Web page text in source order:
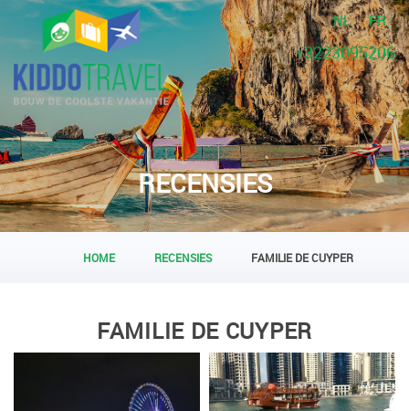
NL FR
+3223095206
RECENSIES
HOME RECENSIES FAMILIE DE CUYPER
FAMILIE DE CUYPER